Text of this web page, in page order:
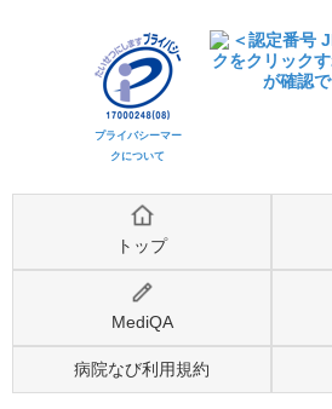
プライバシーマー
クについて
トップ
MediQA
病院なび利用規約